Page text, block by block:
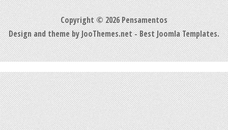
Copyright © 2026 Pensamentos
Design and theme by JooThemes.net -Best Joomla Templates.